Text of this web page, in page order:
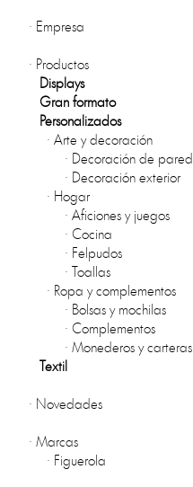
· Empresa
· Productos
Displays
Gran formato
Personalizados
· Arte y decoración
· Decoración de pared
· Decoración exterior
· Hogar
· Aficiones y juegos
· Cocina
· Felpudos
· Toallas
· Ropa y complementos
· Bolsas y mochilas
· Complementos
· Monederos y carteras
Textil
· Novedades
· Marcas
· Figuerola